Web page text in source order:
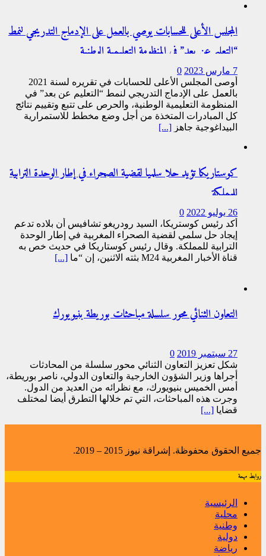
المجلس الأعلى للحسابات يوصي بالعمل على الإدماج التدريجي لنمط
“التعليم عن بعد” في المنظومة التعليمية الوطنية
7 مارس 2023
0
أوصى المجلس الأعلى للحسابات في تقريره لسنة 2021
بالعمل على الإدماج التدريجي لنمط “التعليم عن بعد” في
المنظومة التعليمية الوطنية، والحرص على تتبع وتقييم نتائج
كل المبادرات المتخذة من أجل وضع مخطط للاستمرارية
البيداغوجية جاهز [...]
كوستاريكا تؤيد حلا سلميا لقضية الصحراء في إطار الوحدة الترابية
للمملكة
26 يوليو 2022
0
أكد رئيس كوستريكا، السيد رودريغو تشافيس أن بلاده تدعم
إيجاد حل سلمي لقضية الصحراء المغربية في إطار الوحدة
الترابية للمملكة. وقال رئيس كوستاريكا في حديث خص به
قناة الأخبار المغربية M24 بثته الاثنين، إن “ما
[...]
التعاون الثنائي محور سلسلة مباحثات بوريطة بنيويورك
27 سبتمبر 2019
0
شكل تعزيز التعاون الثنائي محور سلسلة من المحادثات
أجراها وزير الشؤون الخارجية والتعاون الدولي، ناصر بوريطة،
أمس الخميس بنيويورك، مع نظرائه من العديد من الدول.
وجرت هذه المباحثات، التي تم خلالها التطرق أيضا لمختلف
قضايا [...]
جميع الحقوق محفوظة. إشراقة نيوز 2015 – 2019.
روابط مهمة
الرئيسية
محلية
وطنية
دولية
رياضة